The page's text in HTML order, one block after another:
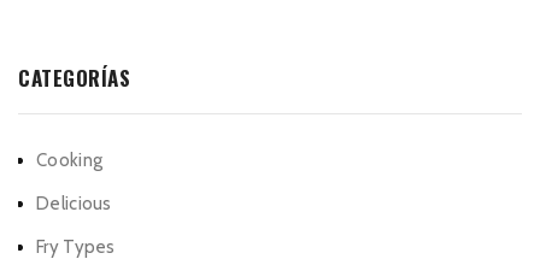
CATEGORÍAS
Cooking
Delicious
Fry Types